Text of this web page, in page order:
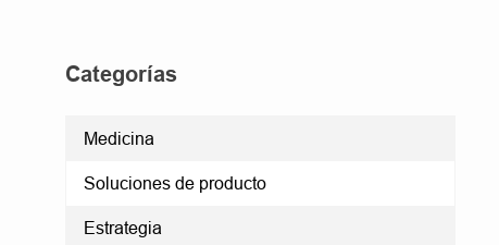
Categorías
Medicina
Soluciones de producto
Estrategia